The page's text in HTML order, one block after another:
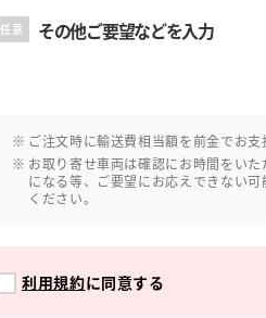
任意 その他ご要望などを入力
ご注文時に輸送費相当額を前金でお
お取り寄せ車両は確認にお時間をい
になる等、ご要望にお応えできない
ください。
利用規約に同意する